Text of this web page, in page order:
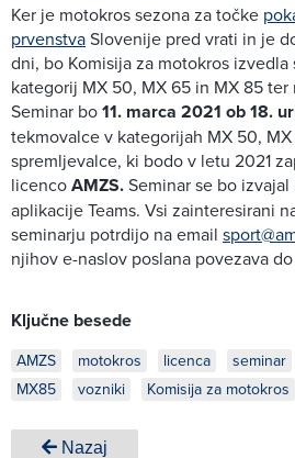
Ker je motokros sezona za točke
prvenstvaSlovenije pred vrati in je
dni, bo Komisija za motokros
kategorij MX 50, MX 65 in MX 85
Seminar bo11. marca 2021 ob 18.
tekmovalce v kategorijah MX 50,
spremljevalce, ki bodo v letu 2021
licencoAMZS.Seminar se bo
aplikacije Teams. Vsi zainteresirani
seminarju potrdijo na email
njihov e-naslov poslana povezava
Ključne besede
AMZS motokros licenca seminar
MX85
vozniki Komisija za motokros
Nazaj